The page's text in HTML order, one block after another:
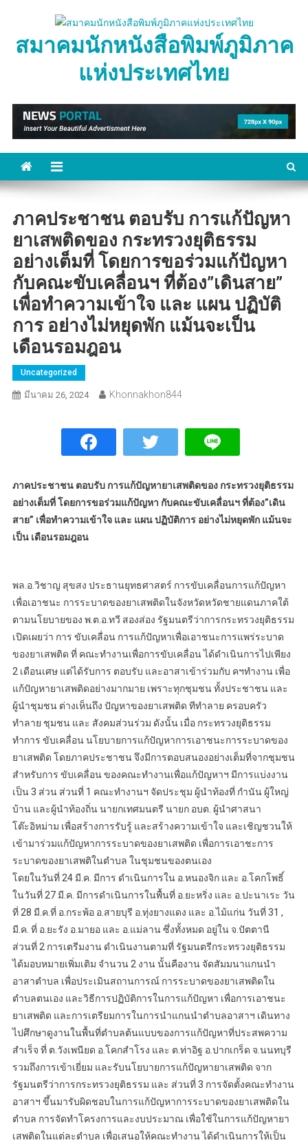
contentสมาคมนักหนังสือพิมพ์ภูมิภาค
แห่งประเทศไทย
ภาคประชาชน ตอบรับ การแก้ปัญหา
ยาเสพติดของ กระทรวงยุติธรรม
อย่างเต็มที่ โดยการขอร่วมแก้ปัญหา
กับคณะขับเคลื่อนฯ ที่ต้อง”เดินสาย”
เพื่อทำความเข้าใจ และ แผน ปฏิบัติ
การ อย่างไม่หยุดพัก แม้นจะเป็น
เดือนรอมฎอน
Uncategorized
มีนาคม 26, 2024 Khonnakhon844
ภาคประชาชน ตอบรับ การแก้ปัญหายาเสพติดของ กระทรวงยุติธรรม
อย่างเต็มที่ โดยการขอร่วมแก้ปัญหา กับคณะขับเคลื่อนฯ ที่ต้อง”เดิน
สาย” เพื่อทำความเข้าใจ และ แผน ปฏิบัติการ อย่างไม่หยุดพัก แม้นจะ
เป็น เดือนรอมฎอน
พล.อ.วิชาญ สุขสง ประธานยุทธศาสตร์ การขับเคลื่อนการแก้ปัญหา
เพื่อเอาชนะ การระบาดของยาเสพติดในจังหวัดหวัดชายแดนภาคใต้
ตามนโยบายของ พ.ต.อ.ทวี สองส่อง รัฐมนตรีว่าการกระทรวงยุติธรรม
เปิดเผยว่า การ ขับเคลื่อน การแก้ปัญหาเพื่อเอาชนะการแพร่ระบาด
ของยาเสพติด ที่ คณะทำงานเพื่อการขับเคลื่อน ได้ดำเนินการไปเพียง
2 เดือนเศษ แต่ได้รับการ ตอบรับ และอาสาเข้าร่วมกับ คฯทำงาน เพื่อ
แก้ปัญหายาเสพติดอย่างมากมาย เพราะทุกชุมชน ทั้งประชาชน และ
ผู้นำชุมชน ต่างเห็นถึง ปัญหาของยาเสพติด ทีทำลาย ครอบครัว
ทำลาย ชุมชน และ สังคมส่วนร่วม ดังนั้น เมื่อ กระทรวงยุติธรรม
ทำการ ขับเคลื่อน นโยบายการแก้ปัญหาการเอาชนะการระบาดของ
ยาเสพติด โดยภาคประชาชน จึงมีการตอบสนองอย่างเต็มที่จากชุมชน
สำหรับการ ขับเคลื่อน ของคณะทำงานเพื่อแก้ปัญหาฯ มีการแบ่งงาน
เป็น 3 ส่วน ส่วนที่ 1 คณะทำงานฯ จัดประชุม ผู้นำท้องที่ กำนัน ผู้ใหญ่
บ้าน และผู้นำท้องถิ่น นายกเทศมนตรี นายก อบต. ผู้นำศาสนา
โต๊ะอิหม่าม เพื่อสร้างการรับรู้ และสร้างความเข้าใจ และเชิญชวนให้
เข้ามาร่วมแก้ปัญหาการระบาดของยาเสพติด เพื่อการเอาชะการ
ระบาดของยาเสพติในตำบล ในชุมชนของตนเอง
โดยในวันที่ 24 มี.ค. มีการ ดำเนินการใน อ.หนองจิก และ อ.โคกโพธิ์
ในวันที่ 27 มี.ค. มีการดำเนินการในพื้นที่ อ.ยะหริ่ง และ อ.ปะนาเระ วัน
ที่ 28 มี.ค.ที่ อ.กระพ้อ อ.สายบุรี อ.ทุ่งยางแดง และ อ.ไม้แก่น วันที่ 31 ,
มี.ค. ที่ อ.ยะรัง อ.มายอ และ อ.แม่ลาน ซึ่งทั้งหมด อยู่ใน จ.ปัตตานี
ส่วนที่ 2 การเตรีมงาน ดำเนินงานตามที่ รัฐมนตรีกระทรวงยุติธรรม
ได้มอบหมายเพิ่มเติม จำนวน 2 งาน นั้นคืองาน จัดสัมมนาแกนนำ
อาสาตำบล เพื่อประเมินสถานการณ์ การระบาดของยาเสพติดใน
ตำบลตนเอง และวิธีการปฏิบัติการในการแก้ปัญหา เพื่อการเอาชนะ
ยาเสพติด และการเตรียมการในการนำแกนนำตำบลอาสาฯ เดินทาง
ไปศึกษาดูงานในพื้นที่ตำบลต้นแบบของการแก้ปัญหาที่ประสพความ
สำเร็จ ที่ ต.วังเพนียด อ.โคกสำโรง และ ต.ท่าอิฐ อ.ปากเกร็ด จ.นนทบุรี
รวมถึงการเข้าเยี่ยม และรับนโยบายการแก้ปัญหายาเสพติด จาก
รัฐมนตรีว่าการกระทรวงยุติธรรม และ ส่วนที่ 3 การจัดตั้งคณะทำงาน
อาสาฯ ขึ้นมารับผิดชอบในการแก้ปัญหาการระบาดของยาเสพติดใน
ตำบล การจัดทำโครงการและงบประมาณ เพื่อใช้ในการแก้ปัญหายา
เสพติดในแต่ละตำบล เพื่อเสนอให้คณะทำงาน ได้ดำเนินการให้เป็น